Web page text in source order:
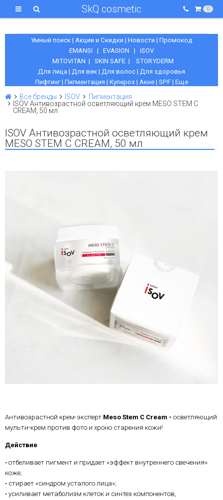
SkQ cosmetic 0
Умный поиск| Акции и Скидки | Новости | Промокод
EMANSI | EVASION | iSOV
MITOVITAN | SKIN SAFE | STORYDERM
Для лица | Для век | Для волос | Для здоровья
Лифтинг| Пигментация | Купероз | Акне | SPF | Еще
Все бренды ISOV
Пигментация
ISOV Антивозрастной осветляющий крем MESO STEM C
CREAM, 50 мл
ISOV Антивозрастной осветляющий крем
MESO STEM C CREAM, 50 мл
Антивозрастной крем-эксперт Meso Stem C Cream - осветляющий
мульти-крем против фото и хроно старения кожи!
Действие
• отбеливает пигмент и придает «эффект внутреннего свечения»
коже;
• стирает «синдром усталого лица»;
• усиливает метаболизм клеток и синтез компонентов,